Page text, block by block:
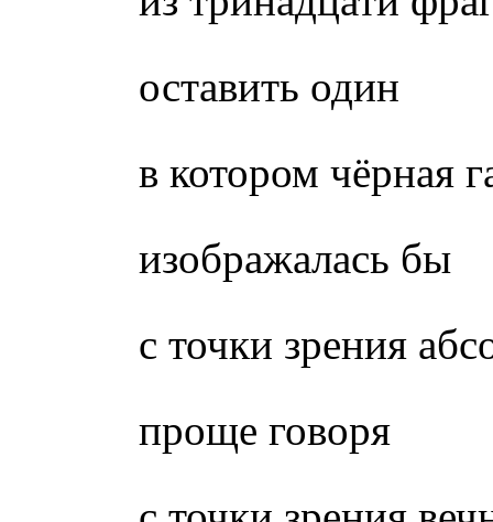
оставить один
в котором чёрная
изображалась бы
с точки зрения
проще говоря